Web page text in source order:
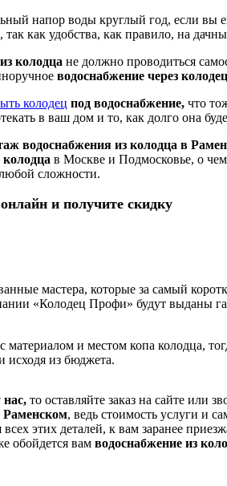
напор воды круглый год, если
так как удобства, как правило, на
колодца не должно проводиться
водоснабжение через
колодец под водоснабжение, что
в ваш дом и то, как долго она
водоснабжения из колодца в
в Москве и Подмосковье, о
сложности.
и получите скидку
мастера, которые за самый
«Колодец Профи» будут выданы
и местом копа колодца,
исходя из бюджета.
нас, то оставляйте заказ на сайте или
Раменском, ведь стоимость услуги и
этих деталей, к вам заранее
обойдется вам водоснабжение из